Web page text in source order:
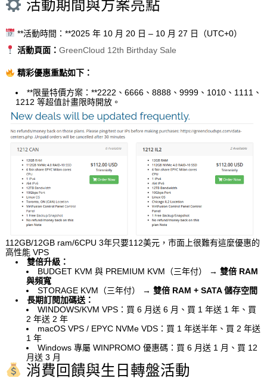
活動期間與方案亮點
**活動時間：**2025 年 10 月 20 日 – 10 月 27 日（UTC+0）
活動頁面： GreenCloud 12th Birthday Sale
精彩優惠重點如下：
**限量特價方案：**2222、6666、8888、9999、1010、1111、
1212 等超值計畫限時開放。
112GB/12GB ram/6CPU 3年只要112美元，市面上很難有這麼優惠的
高性能 VPS
雙倍升級：
BUDGET KVM 與 PREMIUM KVM（三年付） → 雙倍 RAM
與頻寬
STORAGE KVM（三年付） → 雙倍 RAM + SATA 儲存空間
長期訂閱加碼送：
WINDOWS/KVM VPS：買 6 月送 6 月、買 1 年送 1 年、買
2 年送 2 年
macOS VPS / EPYC NVMe VDS：買 1 年送半年、買 2 年送
1 年
Windows 專屬 WINPROMO 優惠碼：買 6 月送 1 月、買 12
月送 3 月
消費回饋與生日轉盤活動